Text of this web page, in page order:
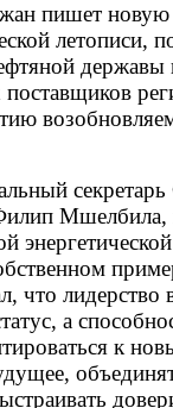
пишет новую
летописи,
державы
Мшелбила,
что лидерство
а
к